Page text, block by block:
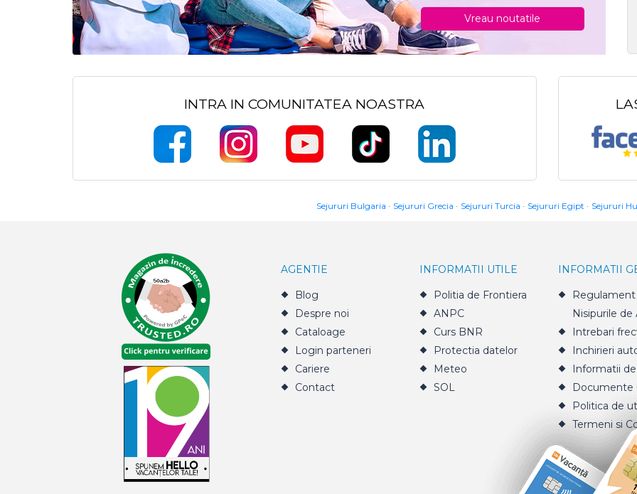
Vreau noutatile
INTRA IN COMUNITATEA NOASTRA
Sejururi Bulgaria Sejururi Grecia Sejururi Turcia Sejururi Egipt Sejururi
AGENTIE
Blog
Despre noi
Cataloage
Login parteneri
Cariere
Contact
INFORMATII UTILE
Politia de Frontiera
ANPC
Curs BNR
Protectia datelor
Meteo
SOL
INFORMATII
Regulament
Nisipurile de
Intrebari
Inchirieri
Informatii
Documente
Politica de
Termeni si